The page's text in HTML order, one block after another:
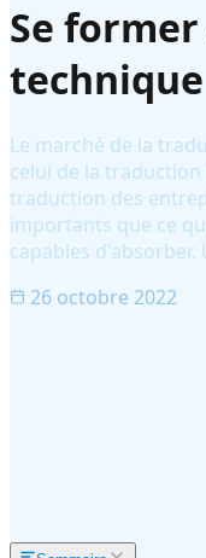
Se
Le marché de la
celui de la
traduction des
importants que ce
capables d'absorber.
26 octobre 2022